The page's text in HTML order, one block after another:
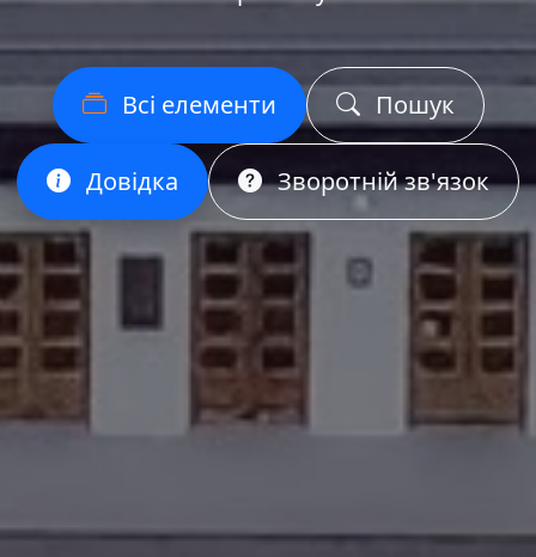
Всі елементи Пошук
Довідка Зворотній зв'язок